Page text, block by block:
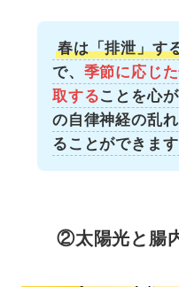
春は「排泄」す
で、 季節に応じ
取することを心
の自律神経の乱
ることができます
②太陽光と腸